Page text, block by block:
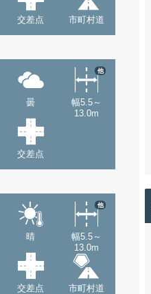
交差点 市町村道
曇
幅5.5～
13.0m
他
交差点
晴
幅5.5～
13.0m
他
交差点 市町村道